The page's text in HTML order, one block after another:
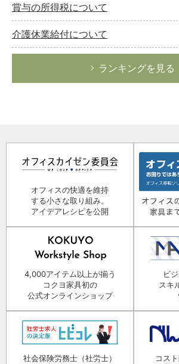
賞与の所得税について
介護休業給付について
ランキングを見る
オフィスの快適を維持
する小さな取り組み。
アイデアレシピを公開
4,000アイテム以上が揃う
コクヨ家具初の
公式オンラインショップ
ビ
スキ
社会保険労務士（社労士）
コス